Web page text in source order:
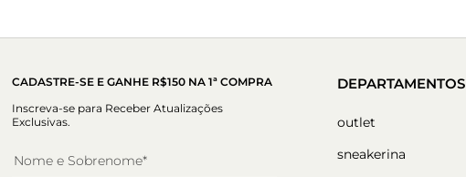
CADASTRE-SE E GANHE R$150 NA 1ª COMPRA
Inscreva-se para Receber Atualizações
Exclusivas.
DEPARTAMENTOS
outlet
sneakerina